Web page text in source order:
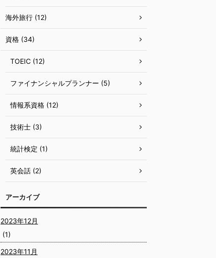
海外旅行 (12)
資格 (34)
TOEIC (12)
ファイナンシャルプランナー (5)
情報系資格 (12)
技術士 (3)
統計検定 (1)
英会話 (2)
アーカイブ
2023年12月
(1)
2023年11月